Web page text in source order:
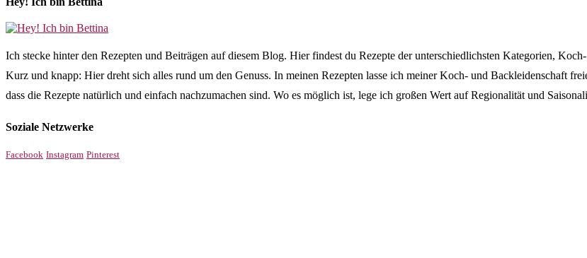
Ich stecke hinter den Rezepten und Beiträgen auf diesem Blog. Hier findest du Rezepte der unterschiedlichsten Kategorien,
Kurz und knapp: Hier dreht sich alles rund um den Genuss. In meinen Rezepten lasse ich meiner Koch- und Backleidenschaft
dass die Rezepte natürlich und einfach nachzumachen sind. Wo es möglich ist, lege ich großen Wert auf Regionalität und
Soziale Netzwerke
Facebook Instagram Pinterest